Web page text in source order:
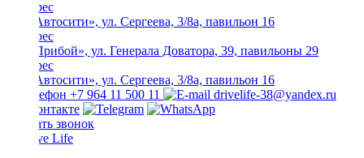
ТЦ «Автосити», ул. Сергеева, 3/8а, павильон 16
ТЦ «Прибой», ул. Генерала Доватора, 39, павильоны 29
ТЦ «Автосити», ул. Сергеева, 3/8а, павильон 16
+7 964 11 500 11
drivelife-38@yandex.ru
Заказать звонок